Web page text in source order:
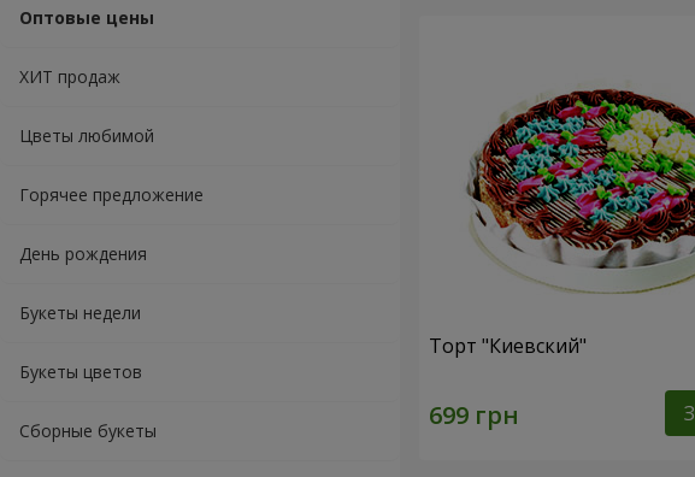
Оптовые цены
ХИТ продаж
Цветы любимой
Горячее предложение
День рождения
Букеты недели
Букеты цветов
Сборные букеты
Торт "Киевский"